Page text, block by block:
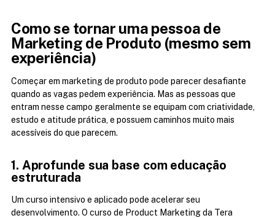
Como se tornar uma pessoa de
Marketing de Produto (mesmo sem
experiência)
Começar em marketing de produto pode parecer desafiante
quando as vagas pedem experiência. Mas as pessoas que
entram nesse campo geralmente se equipam com criatividade,
estudo e atitude prática, e possuem caminhos muito mais
acessíveis do que parecem.
1. Aprofunde sua base com educação
estruturada
Um curso intensivo e aplicado pode acelerar seu
desenvolvimento. O curso de Product Marketing da Tera